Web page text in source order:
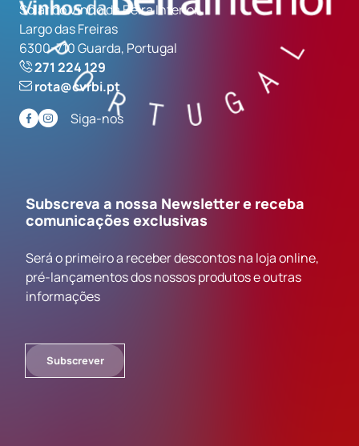
Solar do Vinho da Beira Interior
Largo das Freiras
6300-710 Guarda, Portugal
271 224 129
rota@cvrbi.pt
Siga-nos
Subscreva a nossa Newsletter e receba
comunicações exclusivas
Será o primeiro a receber descontos na loja online,
pré-lançamentos dos nossos produtos e outras
informações
Subscrever